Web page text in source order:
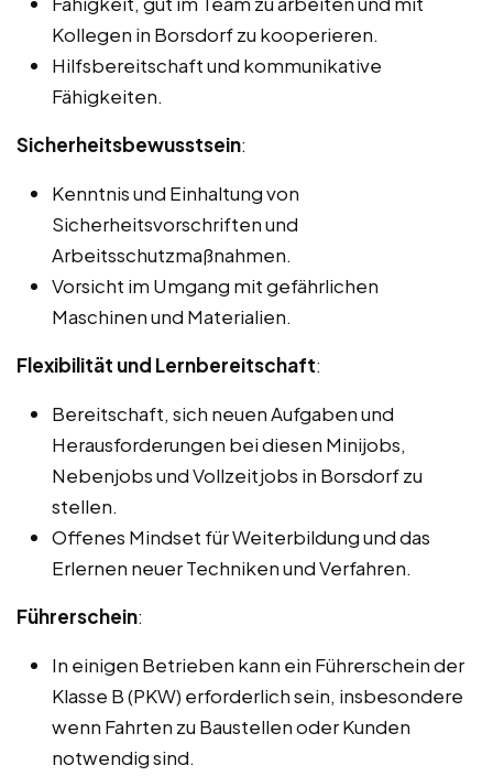
Kollegen in Borsdorf zu kooperieren.
Hilfsbereitschaft und kommunikative
Fähigkeiten.
Sicherheitsbewusstsein:
Kenntnis und Einhaltung von
Sicherheitsvorschriften und
Arbeitsschutzmaßnahmen.
Vorsicht im Umgang mit gefährlichen
Maschinen und Materialien.
Flexibilität und Lernbereitschaft:
Bereitschaft, sich neuen Aufgaben und
Herausforderungen bei diesen Minijobs,
Nebenjobs und Vollzeitjobs in Borsdorf zu
stellen.
Offenes Mindset für Weiterbildung und das
Erlernen neuer Techniken und Verfahren.
Führerschein:
In einigen Betrieben kann ein Führerschein der
Klasse B (PKW) erforderlich sein, insbesondere
wenn Fahrten zu Baustellen oder Kunden
notwendig sind.